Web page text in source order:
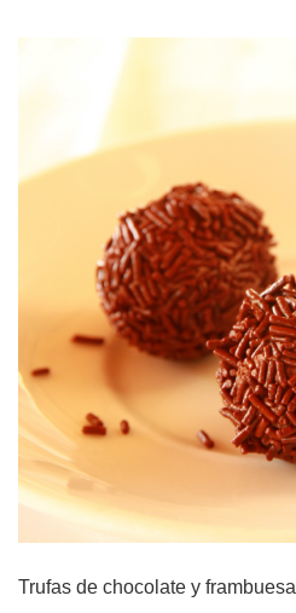
Trufas de chocolate y frambuesa